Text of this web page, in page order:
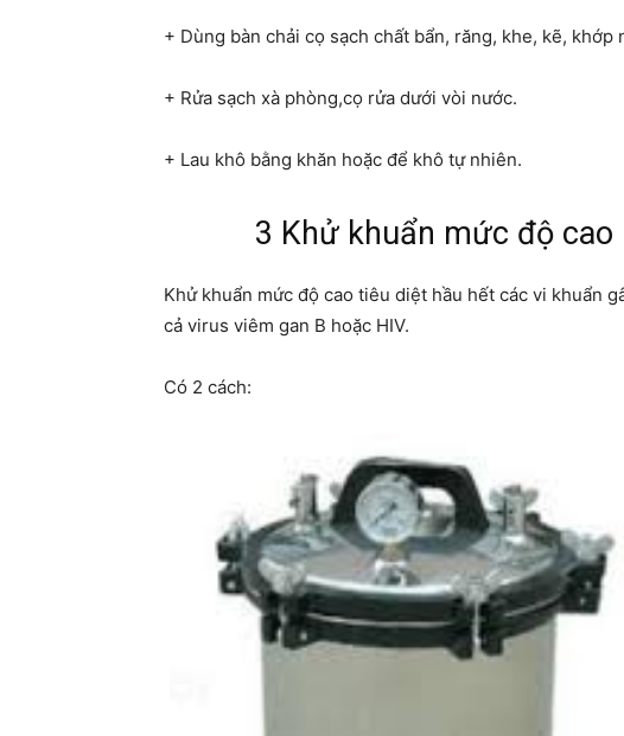
+ Dùng bàn chải cọ sạch chất bẩn, răng, khe, kẽ, khớp
+ Rửa sạch xà phòng,cọ rửa dưới vòi nước.
+ Lau khô bằng khăn hoặc để khô tự nhiên.
3 Khử khuẩn mức độ cao
Khử khuẩn mức độ cao tiêu diệt hầu hết các vi khuẩn
cả virus viêm gan B hoặc HIV.
Có 2 cách: